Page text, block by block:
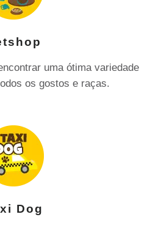
uma ótima variedade
os gostos e raças.
Dog